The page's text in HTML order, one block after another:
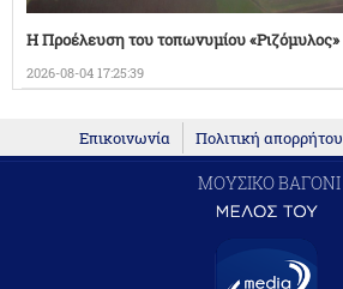
Η Προέλευση του τοπωνυμίου «Ριζόμυλος»
2026-08-04 17:25:39
Επικοινωνία Πολιτική απορρήτου
ΜΟΥΣΙΚΟ ΒΑΓΟΝΙ